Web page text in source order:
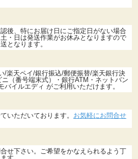
後、特にお届け日にご指定日がない場合
・日は発送作業がお休みとなりますので
となります。
/楽天ペイ/銀行振込/郵便振替/楽天銀行決
（番号端末式）・銀行ATM・ネットバン
バイルエディ がご利用いただけます。
いただいております。 お気軽にお問合せ
せ下さい。ご希望をかなえられるよう丁